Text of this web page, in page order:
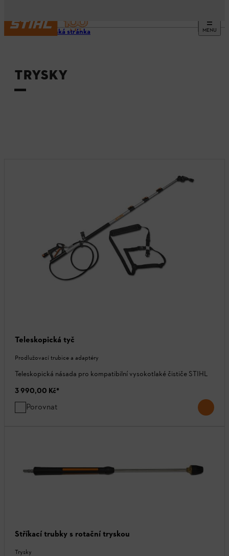
MENU
Domovská stránka
TRYSKY
Teleskopická tyč
Prodlužovací trubice a adaptéry
Teleskopická násada pro kompatibilní vysokotlaké čističe STIHL
3 990,00 Kč*
Porovnat
Stříkací trubky s rotační tryskou
Trysky